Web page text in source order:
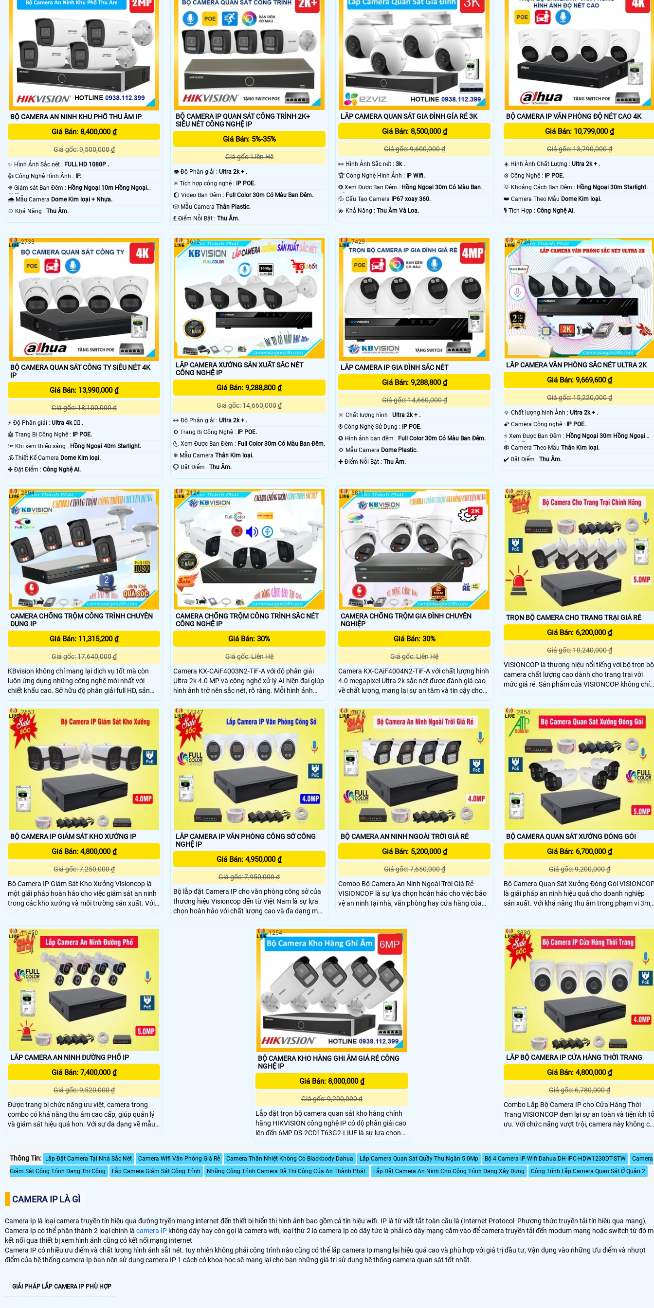
'
BỘ CAMERA AN NINH KHU PHỐ THU ÂM IP
Giá Bán: 8,400,000 ₫
Giá gốc: 9,500,000 ₫
✨ Hình Ảnh Sắc nét : FULL HD 1080P .
👍 Công Nghệ Hình Ảnh : IP.
❈ Giám sát Ban Đêm : Hồng Ngoại 10m Hồng Ngoại
SMD.🌧️ Mẫu Camera Dome Kim loại + Nhựa.
️💠 Khả Năng : Thu Âm.
BỘ CAMERA IP QUAN SÁT CÔNG TRÌNH 2K+
SIÊU NÉT CÔNG NGHỆ IP
Giá Bán: 5%-35%
Giá gốc: Liên Hệ
👁 Độ Phân giải : Ultra 2k + .
✳️ Tích hợp công nghệ :
IP POE.
🌔 Video Ban Đêm : Full Color 30m Có Màu Ban Ðêm.
🎲 Mẫu Camera Thân Plastic.
️₤ Điểm Nỗi Bật : Thu Âm.
LẮP CAMERA QUAN SÁT GIA ĐÌNH GÍA RẺ 3K
Giá Bán: 8,500,000 ₫
Giá gốc: 9,600,000 ₫
️👀 Hình Ảnh Sắc nét :3k .
🏆 Công Nghệ Hình Ảnh :
IP Wifi.
❂ Xem Được Ban Đêm : Hồng Ngoại 30m Có Màu Ban
Ðêm.💦 Cấu Tạo Camera
IP67 xoay 360.
️💫 Khả Năng :Thu Âm Và Loa.
BỘ CAMERA IP VĂN PHÒNG ĐỘ NÉT CAO 4K
Giá Bán: 10,799,000 ₫
Giá gốc: 13,790,000 ₫
☀️ Hình Ành Chất Lượng : Ultra 2k + .
⚙ Công Nghệ :
IP POE.
💡 Khoảng Cách Ban Đêm : Hồng Ngoại 30m Starlight.
👑 Camera Theo Mẫu Dome Kim loại.
️🎙 Tích Hợp : Công Nghệ AI.
BỘ CAMERA QUAN SÁT CÔNG TY SIÊU NÉT 4K
IP
Giá Bán: 13,990,000 ₫
Giá gốc: 18,100,000 ₫
️⚡ Độ Phân giải : Ultra 4k 👍🏾 .
🤖️ Trang Bị Công Nghệ :
IP POE.
🔦 Khi xem thiếu sáng : Hồng Ngoại 40m Starlight.
🕉️ Thiết Kế Camera Dome Kim loại.
️✤ Đặt Điểm : Công Nghệ AI.
2733
LẮP CAMERA XƯỞNG SẢN XUẤT SẮC NÉT
CÔNG NGHỆ IP
Giá Bán: 9,288,800 ₫
Giá gốc: 14,660,000 ₫
️👀 Độ Phân giải : Ultra 2k + .
⚙ Trang Bị Công Nghệ : IP POE.
🌜 Xem Được Ban Đêm : Full Color 30m Có Màu Ban Ðêm.
❄ Mẫu Camera Thân Kim loại.
️💮 Đặt Điểm : Thu Âm.
3612
LẮP CAMERA IP GIA ĐÌNH SẮC NÉT
Giá Bán: 9,288,800 ₫
Giá gốc: 14,660,000 ₫
🔆 Chất lượng hình :Ultra 2k + .
®️ Công Nghệ Sử Dụng :
IP POE.
✪ Hình ảnh ban đêm : Full Color 30m Có Màu Ban Ðêm.
💢 Mẫu Camera Dome Plastic.
️✤ Điểm Nỗi Bật :Thu Âm.
7429
LẮP CAMERA VĂN PHÒNG SẮC NÉT ULTRA 2K
Giá Bán: 9,669,600 ₫
Giá gốc: 15,220,000 ₫
🔆 Chất lượng hình Ảnh : Ultra 2k + .
🌠 Camera Công nghệ : IP POE.
⭐ Xem Được Ban Đêm : Hồng Ngoại 30m Hồng Ngoại
Smart IR.
🕸️ Camera Theo Mẫu Thân Kim loại.
️✔️ Đặt Điểm : Thu Âm.
4724
CAMERA CHỐNG TRỘM CÔNG TRÌNH CHUYÊN
DỤNG IP
Giá Bán: 11,315,200 ₫
Giá gốc: 17,640,000 ₫
KBvision không chỉ mang lại dịch vụ tốt mà còn
luôn ứng dụng những công nghệ mới nhất với
chiết khấu cao. Sở hữu độ phân giải full HD, sản
phẩm này đem lại hình ảnh sắc nét và chân thực.
Chiết khấu cao hấp dẫn cho khách hàng, KBvision
cam kết cung cấp sản phẩm chất lượng đến tay
người tiêu dùng với mức giá vô cùng hợp lý
2804
CAMERA CHỐNG TRỘM CÔNG TRÌNH SẮC NÉT
CÔNG NGHỆ IP
Giá Bán: 30%
Giá gốc: Liên Hệ
Camera KX-CAiF4003N2-TiF-A với độ phân giải
Ultra 2k 4.0 MP và công nghệ xử lý AI hiện đại giúp
hình ảnh trở nên sắc nét, rõ ràng. Mỗi hình ảnh
được tái tạo với độ sáng tối ưu giúp quan sát mọi
góc cạnh một cách chi tiết, dễ dàng theo dõi mọi
hoạt động diễn ra trong công trình một cách chính
xác
2124
CAMERA CHỐNG TRỘM GIA ĐÌNH CHUYÊN
NGHIỆP
Giá Bán: 30%
Giá gốc: Liên Hệ
Camera KX-CAiF4004N2-TiF-A với chất lượng hình
4.0 megapixel Ultra 2k sắc nét được đánh giá cao
về chất lượng, mang lại sự an tâm và tin cậy cho
hệ thống camera an ninh gia đình. Với những
thông số khủng như độ phân giải 2k, tích hợp mic
kép và loa, đèn báo động đỏ - xanh, chuẩn phát
hiện chuyển động SMD 4
5811
TRỌN BỘ CAMERA CHO TRANG TRẠI GIÁ RẺ
Giá Bán: 6,200,000 ₫
Giá gốc: 10,240,000 ₫
VISIONCOP là thương hiệu nổi tiếng với bộ trọn bộ
camera chất lượng cao dành cho trang trại với
mức giá rẻ. Sản phẩm của VISIONCOP không chỉ
đáp ứng nhu cầu giám sát mà còn tích hợp chức
năng thu âm, giúp người dùng theo dõi và ghi lại
mọi hoạt động một cách chi tiết kèm theo âm
thanh
2735
BỘ CAMERA IP GIÁM SÁT KHO XƯỞNG IP
Giá Bán: 4,800,000 ₫
Giá gốc: 7,250,000 ₫
Bộ Camera IP Giám Sát Kho Xưởng Visioncop là
một giải pháp hoàn hảo cho việc giám sát an ninh
trong các kho xưởng và môi trường sản xuất. Với
thiết kế trọn bộ, bao gồm nhiều camera IP chất
bộ không gian một cách dễ dàng. Bộ camera này
được nâng cấp lên đến độ phân giải 4
2553
LẮP CAMERA IP VĂN PHÒNG CÔNG SỞ CÔNG
NGHỆ IP
Giá Bán: 4,950,000 ₫
Giá gốc: 7,950,000 ₫
Bộ lắp đặt Camera IP cho văn phòng công sở của
thương hiệu Visioncop đến từ Việt Nam là sự lựa
chọn hoàn hảo với chất lượng cao và đa dạng mẫu
mã. Được trang bị chức năng thu âm, sản phẩm
thiết kế nhỏ gọn và tinh tế, phù hợp với không gian
văn phòng cũng như gia đình.
14347
BỘ CAMERA AN NINH NGOÀI TRỜI GIÁ RẺ
Giá Bán: 5,200,000 ₫
Giá gốc: 7,650,000 ₫
Combo Bộ Camera An Ninh Ngoài Trời Giá Rẻ
VISIONCOP là sự lựa chọn hoàn hảo cho việc bảo
vệ an ninh tại nhà, văn phòng hay cửa hàng của
bạn. Được trang bị đặc điểm nổi bật là khả năng
tiết trong mọi tình huống.
3024
BỘ CAMERA QUAN SÁT XƯỞNG ĐÓNG GÓI
Giá Bán: 6,700,000 ₫
Giá gốc: 9,200,000 ₫
Bộ Camera Quan Sát Xưởng Đóng Gói
là giải pháp an ninh hiệu quả cho doanh nghiệp
sản xuất. Với khả năng thu âm trong phạm vi 3m,
bộ camera này giúp ghi lại âm thanh chi tiết trong
2854
LẮP CAMERA AN NINH ĐƯỜNG PHỐ IP
Giá Bán: 7,400,000 ₫
Giá gốc: 9,520,000 ₫
Được trang bị chức năng ưu việt, camera trong
combo có khả năng thu âm cao cấp, giúp quản lý
và giám sát hiệu quả hơn. Với sự đa dạng về mẫu
mã, sản phẩm của VISIONCOP đáp ứng mọi nhu
Thương hiệu camera Visioncop trên thị trường
hiện nay đồng nghĩa với sự tin tưởng và lựa chọn
của người tiêu dùng.
11450
BỘ CAMERA KHO HÀNG GHI ÂM GIÁ RẺ CÔNG
NGHỆ IP
Giá Bán: 8,000,000 ₫
Giá gốc: 9,200,000 ₫
Lắp đặt trọn bộ camera quan sát kho hàng chính
hãng HIKVISION công nghệ IP có độ phân giải cao
lên đến 6MP DS-2CD1T63G2-LIUF là sự lựa chọn
hàng đầu cho hệ thống giám sát an ninh chất
lượng cao mang đến hình ảnh sắc nét và chi tiết,
giúp bạn theo dõi mọi hoạt động trong kho hàng
một cách dễ dàng.
1254
LẮP BỘ CAMERA IP CỬA HÀNG THỜI TRANG
Giá Bán: 4,800,000 ₫
Giá gốc: 6,780,000 ₫
Combo Lắp Bộ Camera IP cho Cửa Hàng Thời
Trang VISIONCOP đem lại sự an toàn và tiện ích
ưu. Với chức năng vượt trội, camera này không chỉ
giám sát mà còn thu âm chất lượng cao, giúp
hàng đầu về camera giám sát và hệ thống an
cam kết mang đến khách hàng trải nghiệm tuyệt
vời nhất
3330
Thông Tin: Lắp Đặt Camera Tại Nhà Sắc Nét Camera Wifi Văn Phòng Giá Rẻ Camera Thân Nhiệt Không Có Blackbody Dahua Lắp Camera Quan Sát Quầy Thu Ngân 5.0Mp Bộ 4 Camera IP Wifi Dahua DH-IPC-HDW1230DT-STW
Camera
Giám Sát Công Trình Đang Thi Công
Lắp Camera Giám Sát Công Trình Những Công Trình Camera Đã Thi Công Của An Thành Phát. Lắp Đặt Camera An Ninh Cho Công Trình Đang Xây Dựng Công Trình Lắp Camera Quan Sát Ở Quận 2
CAMERA IP LÀ GÌ
Camera Ip là loại camera truyền tín hiệu qua đường tryền mạng internet đến thiết bị hiển thị hình ảnh bao gồm cả tín hiệu wifi. IP là từ viết tắt toàn cầu là (Internet Protocol Phương thức truyền tải tín hiệu qua mạng),
Camera Ip có thể phân thành 2 loại chính là camera IP không dây hay còn gọi là camera wifi, loại thứ 2 là camera Ip có dây tức là phải có dây mạng cắm vào để camera truyền tải đến modum mạng hoặc switch từ đó
kết nối qua thiết bị xem hình ảnh cũng có kết nối mạng internet
Camera IP có nhiều ưu điểm và chất lượng hình ảnh sắt nét. tuy nhiên không phải công trình nào cũng có thể lắp camera Ip mang lại hiệu quả cao và phù hợp với giá trị đầu tư, Vận dụng vào những Ưu điểm và nhượt
điểm của hệ thống camera Ip bạn nên sử dụng camera IP 1 cách có khoa học sẽ mang lại cho bạn những giá trị sử dụng hệ thống camera quan sát tốt nhất.
GIẢI PHÁP LẮP CAMERA IP PHÙ HỢP